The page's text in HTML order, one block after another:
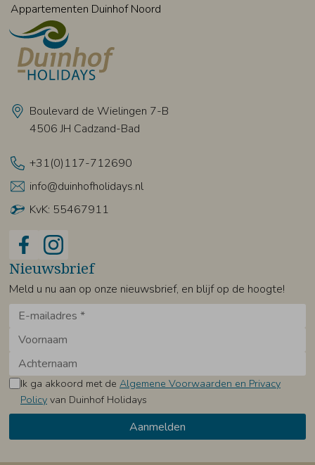
Boulevard de Wielingen 7-B
4506 JH Cadzand-Bad
+31(0)117-712690
info@duinhofholidays.nl
KvK: 55467911
Appartementen Duinhof Noord
Nieuwsbrief
Meld u nu aan op onze nieuwsbrief, en blijf op de hoogte!
Ik ga akkoord met de Algemene Voorwaarden en Privacy
Policyvan Duinhof Holidays